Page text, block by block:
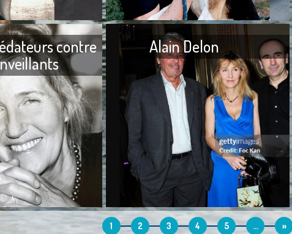
contre
J’ai toujours divisé les êtres
humains en trois parties, d’un
côté, les prédateurs, de l’autre,
les bienveillants et, au milieu,
Alain Delon
1 2 3 4 5 ... »